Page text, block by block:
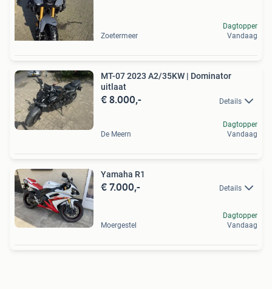
Zoetermeer
Dagtopper
Vandaag
MT-07 2023 A2/35KW | Dominator
uitlaat
€ 8.000,- Details
De Meern
Dagtopper
Vandaag
Yamaha R1
€ 7.000,- Details
Moergestel
Dagtopper
Vandaag